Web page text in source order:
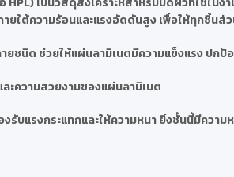
ยใต้ความร้อนและแรงอัดดันสูง เพื่อให้ทุกชิ้
ยชนิด ช่วยให้แผ่นลามิเนตมีความแข็งแรง ปก
ะความสวยงามของแผ่นลามิเนต
บแรงกระแทกและให้ความหนา ยิ่งชั้นนี้มีควา